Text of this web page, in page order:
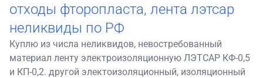
отходы фторопласта, лента лэтсар
неликвиды по РФ
Куплю из числа неликвидов, невостребованный
материал ленту электроизоляционную ЛЭТСАР КФ-0,5
и КП-0,2. другой электоизоляционный, изоляционный